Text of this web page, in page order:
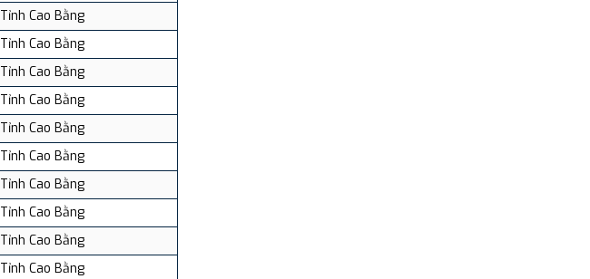
Tỉnh Cao Bằng
Tỉnh Cao Bằng
Tỉnh Cao Bằng
Tỉnh Cao Bằng
Tỉnh Cao Bằng
Tỉnh Cao Bằng
Tỉnh Cao Bằng
Tỉnh Cao Bằng
Tỉnh Cao Bằng
Tỉnh Cao Bằng